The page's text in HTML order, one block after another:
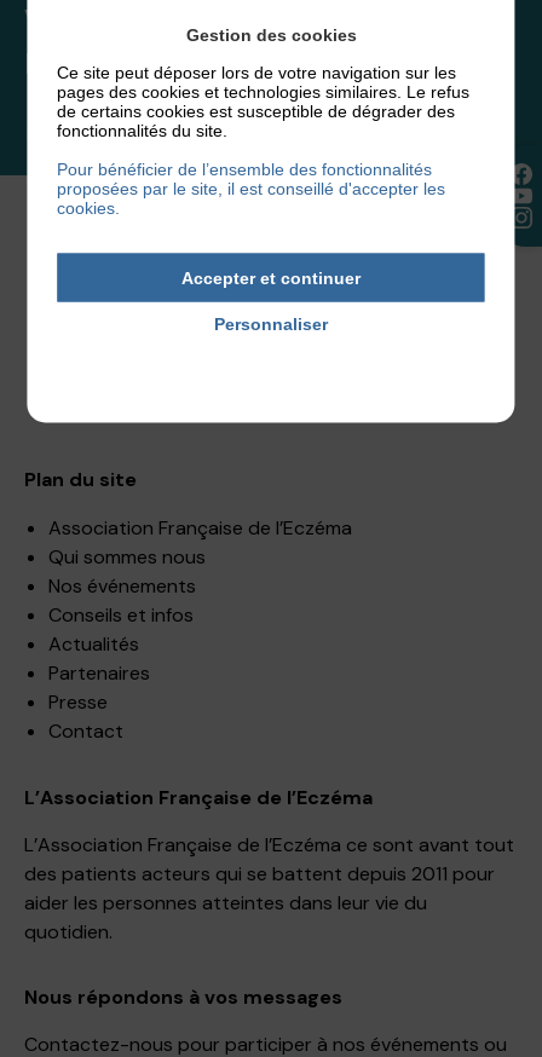
Vous souhaitez rejoindre
l’association ou faire un don ?
NOUS REJOINDRE
Plan du site
Association Française de l’Eczéma
Qui sommes nous
Nos événements
Conseils et infos
Actualités
Partenaires
Presse
Contact
L’Association Française de l’Eczéma
L’Association Française de l’Eczéma ce sont avant tout
des patients acteurs qui se battent depuis 2011 pour
aider les personnes atteintes dans leur vie du
quotidien.
Nous répondons à vos messages
Contactez-nous pour participer à nos événements ou
Gestion des cookies
Ce site peut déposer lors de votre navigation sur les
pages des cookies et technologies similaires. Le refus
de certains cookies est susceptible de dégrader des
fonctionnalités du site.
Pour bénéficier de l’ensemble des fonctionnalités
proposées par le site, il est conseillé d'accepter les
cookies.
Accepter et continuer
Personnaliser